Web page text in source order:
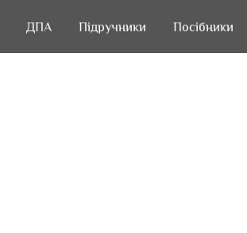
ДПА
ДПА Підручники
Підручники Посібники
Посібники